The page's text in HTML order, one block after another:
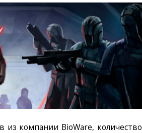
из компании BioWare, количество